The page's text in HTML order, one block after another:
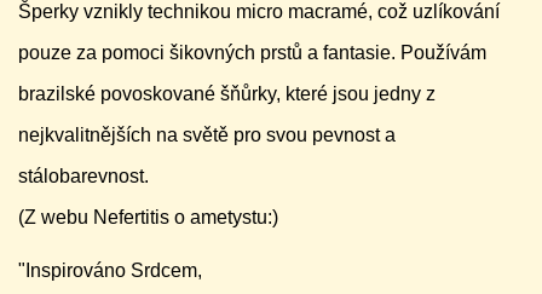
Šperky vznikly technikou micro macramé, což uzlíkování
pouze za pomoci šikovných prstů a fantasie. Používám
brazilské povoskované šňůrky, které jsou jedny z
nejkvalitnějších na světě pro svou pevnost a
stálobarevnost.
(Z webu Nefertitis o ametystu:)
"Inspirováno Srdcem,